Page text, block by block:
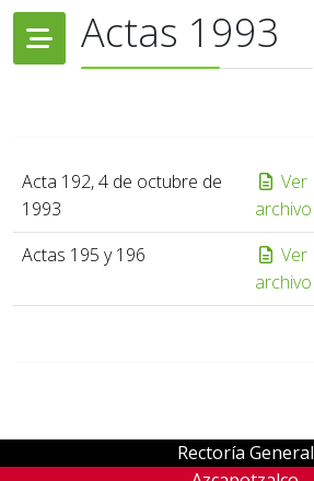
Actas 1993
Acta 192, 4 de octubre de
1993
Ver
archivo
Actas 195 y 196
Ver
archivo
Rectoría General